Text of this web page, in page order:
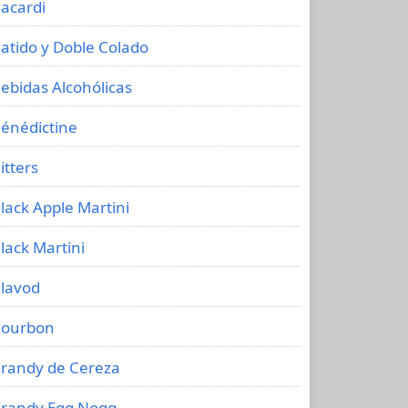
y Doble Colado
Alcohólicas
Apple Martini
Martini
de Cereza